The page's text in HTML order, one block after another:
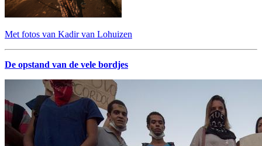
Met fotos van Kadir van Lohuizen
De opstand van de vele bordjes